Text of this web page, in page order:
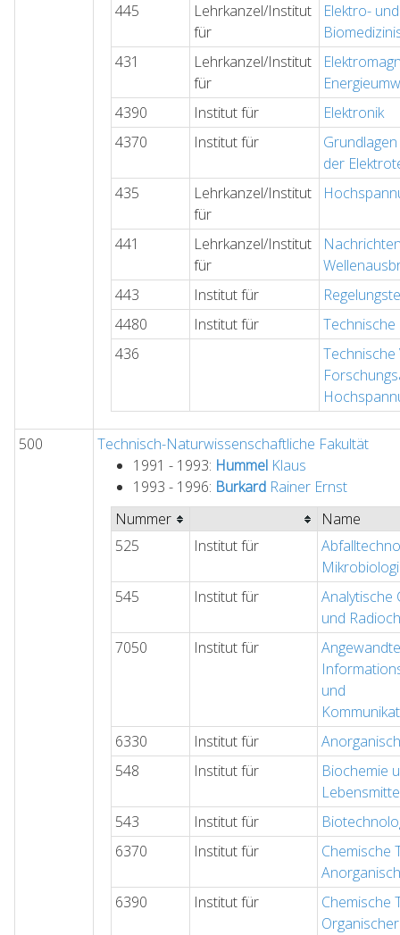
445
Lehrkanzel/Institut
für
Elektro- und
431
Lehrkanzel/Institut
für
4390
Institut für
Elektronik
4370
Institut für
der
435
Lehrkanzel/Institut
für
441
Lehrkanzel/Institut
für
443
Institut für
4480
Institut für
436
500
Technisch-Naturwissenschaftliche Fakultät
1991 - 1993: Hummel Klaus
1993 - 1996: Burkard Rainer Ernst
Nummer
Name
525
Institut für
545
Institut für
Analytische
und
7050
Institut für
Angewandte
und
6330
Institut für
548
Institut für
Biochemie
543
Institut für
6370
Institut für
Chemische
6390
Institut für
Chemische